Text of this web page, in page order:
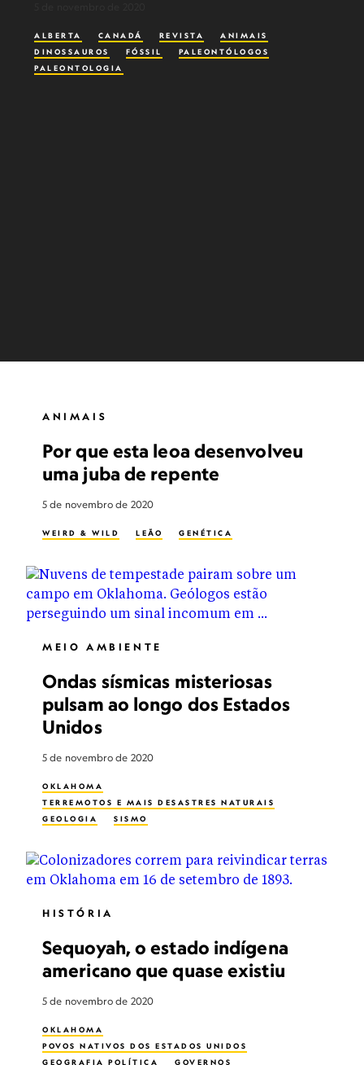
ALBERTA CANADÁ REVISTA
ANIMAIS
DINOSSAUROS
FÓSSIL
PALEONTÓLOGOS
PALEONTOLOGIA
ANIMAIS
Por que esta leoa desenvolveu
uma juba de repente
5 de novembro de 2020
WEIRD & WILD LEÃO GENÉTICA
MEIO AMBIENTE
Ondas sísmicas misteriosas
pulsam ao longo dos Estados
Unidos
5 de novembro de 2020
OKLAHOMA
TERREMOTOS E MAIS DESASTRES NATURAIS
GEOLOGIA
SISMO
HISTÓRIA
Sequoyah, o estado indígena
americano que quase existiu
5 de novembro de 2020
OKLAHOMA
POVOS NATIVOS DOS ESTADOS UNIDOS
GEOGRAFIA POLÍTICA
GOVERNOS